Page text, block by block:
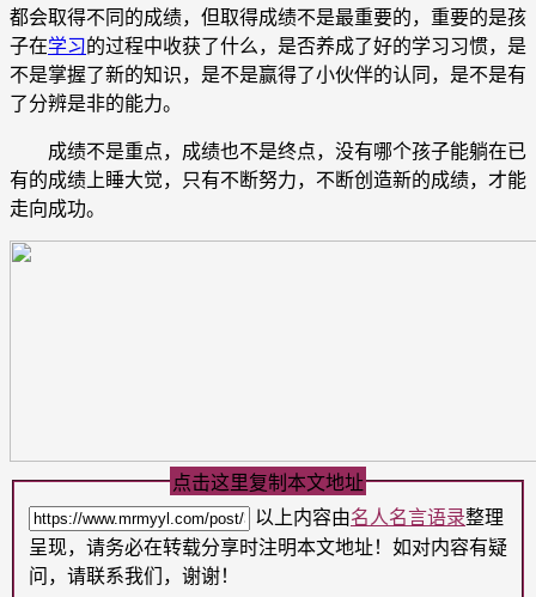
都会取得不同的成绩，但取得成绩不是最重要的，重要的是孩
子在学习的过程中收获了什么，是否养成了好的学习习惯，是
不是掌握了新的知识，是不是赢得了小伙伴的认同，是不是有
了分辨是非的能力。
成绩不是重点，成绩也不是终点，没有哪个孩子能躺在已
有的成绩上睡大觉，只有不断努力，不断创造新的成绩，才能
走向成功。
点击这里复制本文地址
以上内容由名人名言语录整理
呈现，请务必在转载分享时注明本文地址！如对内容有疑
问，请联系我们，谢谢！